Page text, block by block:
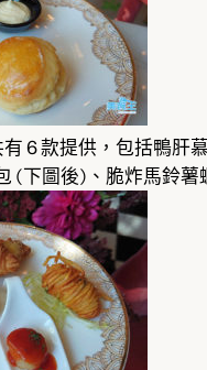
6 款提供，包括鴨肝
(下圖後)、脆炸馬鈴